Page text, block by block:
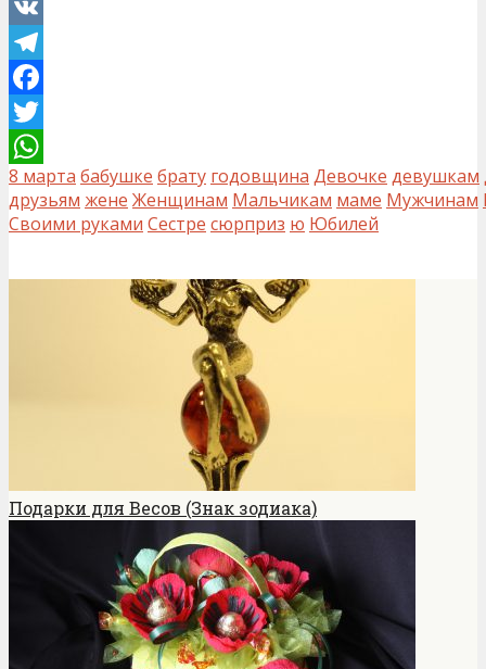
VK
Telegram
Facebook
Twitter
WhatsApp
8 марта бабушке брату годовщина Девочке девушкам
друзьям жене Женщинам Мальчикам маме Мужчинам
Своими руками Сестре сюрприз ю Юбилей
Подарки для Весов (Знак зодиака)